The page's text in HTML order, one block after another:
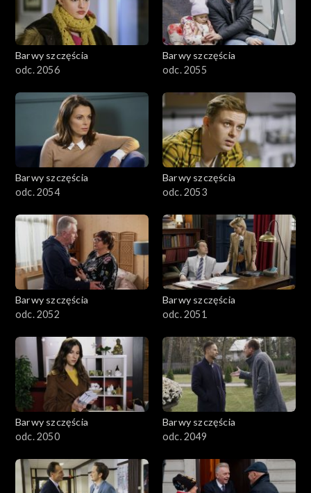
Barwy szczęścia
odc. 2056
Barwy szczęścia
odc. 2055
Barwy szczęścia
odc. 2054
Barwy szczęścia
odc. 2053
Barwy szczęścia
odc. 2052
Barwy szczęścia
odc. 2051
Barwy szczęścia
odc. 2050
Barwy szczęścia
odc. 2049